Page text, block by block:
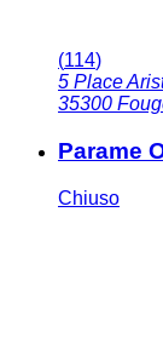
(114)
5 Place
35300
Parame
Chiuso